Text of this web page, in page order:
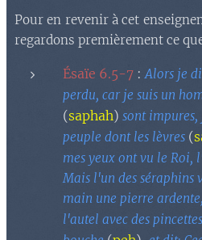
Pour en revenir à cet
regardons premièrement ce
Ésaïe 6.5-7 :Alors je
perdu, car je suis un
(saphah) sont
peuple dont les lèvres (
mes yeux ont vu le Roi,
Mais l'un des séraphins
main une pierre
l'autel avec des pincettes